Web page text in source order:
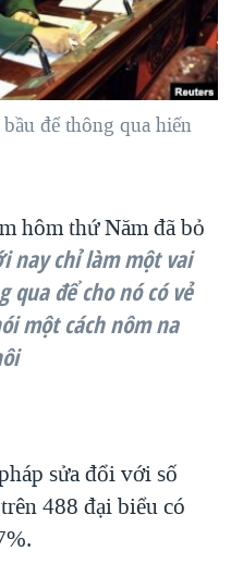
GAZA
NAM
VIỆT NAM
TỪ NÔNG THÔN MỸ
để thông qua hiến
nay chỉ làm một vai
để cho nó có vẻ
một cách nôm na
hôm thứ Năm đã bỏ
sửa đổi với số
488 đại biểu có